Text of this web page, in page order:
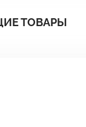
ТОВАРЫ